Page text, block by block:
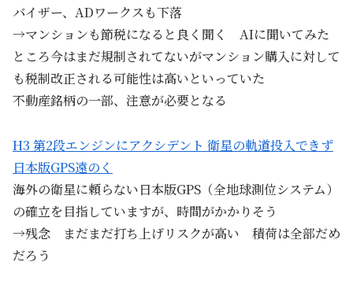
バイザー、ADワークスも下落
→マンションも節税になると良く聞く AIに聞いてみた
ところ今はまだ規制されてないがマンション購入に対して
も税制改正される可能性は高いといっていた
不動産銘柄の一部、注意が必要となる
H3 第2段エンジンにアクシデント 衛星の軌道投入できず
日本版GPS遠のく
海外の衛星に頼らない日本版GPS（全地球測位システム）
の確立を目指していますが、時間がかかりそう
→残念 まだまだ打ち上げリスクが高い 積荷は全部だめ
だろう